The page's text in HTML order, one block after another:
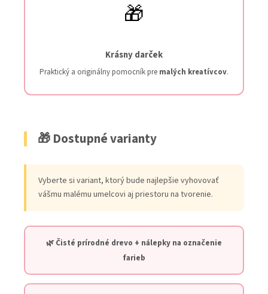
🎁
Krásny darček
Praktický a originálny pomocník pre malých kreatívcov.
🎁 Dostupné varianty
Vyberte si variant, ktorý bude najlepšie vyhovovať
vášmu malému umelcovi aj priestoru na tvorenie.
🌿 Čisté prírodné drevo + nálepky na označenie
farieb